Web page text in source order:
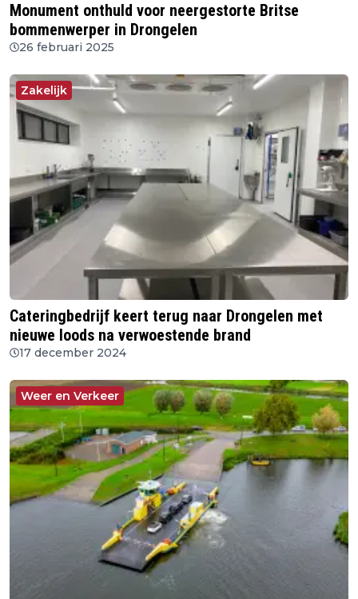
Monument onthuld voor neergestorte Britse
bommenwerper in Drongelen
26 februari 2025
Zakelijk
Cateringbedrijf keert terug naar Drongelen met
nieuwe loods na verwoestende brand
17 december 2024
Weer en Verkeer